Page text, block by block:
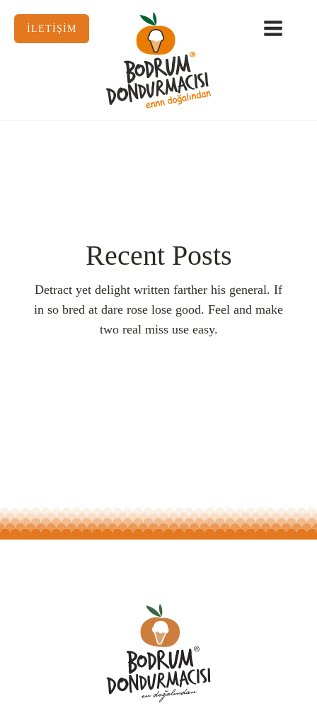
İLETİŞİM
Recent Posts
Detract yet delight written farther his general. If
in so bred at dare rose lose good. Feel and make
two real miss use easy.